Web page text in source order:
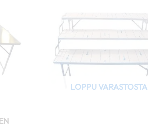
LOPPU VARASTOSTA